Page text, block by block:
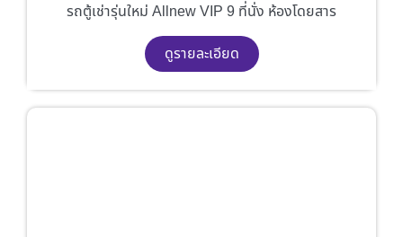
รถตู้เช่ารุ่นใหม่ Allnew VIP 9 ที่นั่ง ห้องโดยสาร
ดูรายละเอียด